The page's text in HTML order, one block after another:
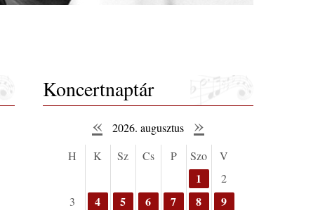
Koncertnaptár
« 2026. augusztus »
H K Sz Cs P Szo V
1
2
3
4 5 6 7 8 9